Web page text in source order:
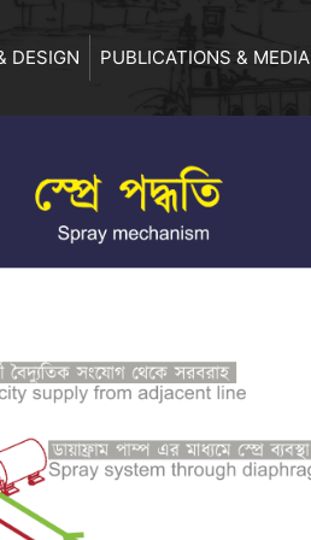
DESIGN PUBLICATIONS & MEDIA